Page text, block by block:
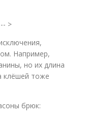
>
Например,
но их длина
клёшей тоже
брюк: